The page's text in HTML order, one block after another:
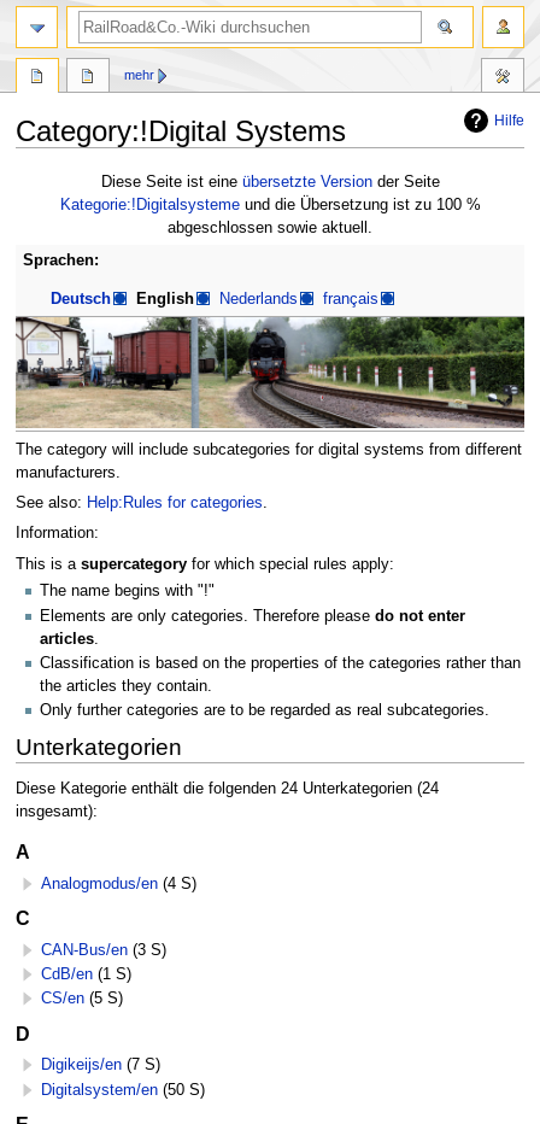
Hilfe
Category:!Digital Systems
Navigation
Diese Seite ist eine übersetzte Versionder Seite
Kategorie:!Digitalsystemeund die Übersetzung ist zu 100 %
abgeschlossen sowie aktuell.
Sprachen:
Deutsch English Nederlands français
The category will include subcategories for digital systems from different
manufacturers.
See also: Help:Rules for categories.
Information:
This is a supercategoryfor which special rules apply:
The name begins with "!"
Elements are only categories. Therefore please do not enter
articles
Classification is based on the properties of the categories rather than
the articles they contain.
Only further categories are to be regarded as real subcategories.
Unterkategorien
Diese Kategorie enthält die folgenden 24 Unterkategorien (24
insgesamt):
A
Analogmodus/en (4 S)
C
CAN-Bus/en (3 S)
CdB/en (1 S)
CS/en (5 S)
D
Digikeijs/en (7 S)
Digitalsystem/en (50 S)
mehr
Suche